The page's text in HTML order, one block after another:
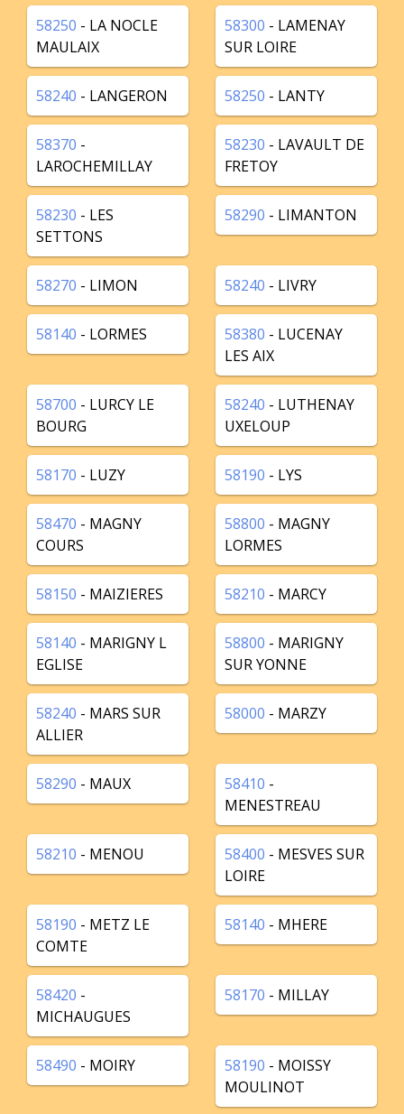
58250 - LA NOCLE
MAULAIX
58300 - LAMENAY
SUR LOIRE
58240 - LANGERON 58250 - LANTY
58370 -
LAROCHEMILLAY
58230 - LAVAULT DE
FRETOY
58230 - LES
SETTONS
58290 - LIMANTON
58270 - LIMON 58240 - LIVRY
58140 - LORMES 58380 - LUCENAY
LES AIX
58700 - LURCY LE
BOURG
58240 - LUTHENAY
UXELOUP
58170 - LUZY 58190 - LYS
58470 - MAGNY
COURS
58800 - MAGNY
LORMES
58150 - MAIZIERES 58210 - MARCY
58140 - MARIGNY L
EGLISE
58800 - MARIGNY
SUR YONNE
58240 - MARS SUR
ALLIER
58000 - MARZY
58290 - MAUX 58410 -
MENESTREAU
58210 - MENOU 58400 - MESVES SUR
LOIRE
58190 - METZ LE
COMTE
58140 - MHERE
58420 -
MICHAUGUES
58170 - MILLAY
58490 - MOIRY 58190 - MOISSY
MOULINOT